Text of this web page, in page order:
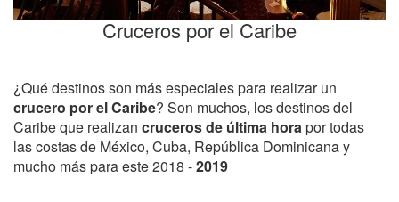
Cruceros por el Caribe
¿Qué destinos son más especiales para realizar un
crucero por el Caribe? Son muchos, los destinos del
Caribe que realizan cruceros de última horapor todas
las costas de México, Cuba, República Dominicana y
mucho más para este 2018 -2019